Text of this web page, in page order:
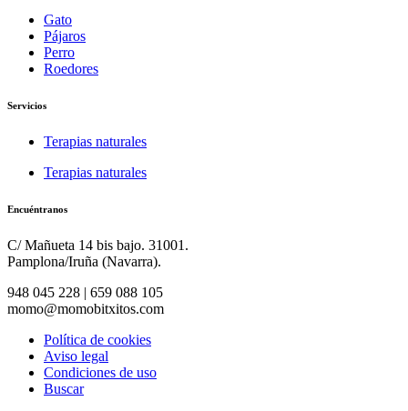
Gato
Pájaros
Perro
Roedores
Servicios
Terapias naturales
Terapias naturales
Encuéntranos
C/ Mañueta 14 bis bajo. 31001.
Pamplona/Iruña (Navarra).
948 045 228 | 659 088 105
momo@momobitxitos.com
Política de cookies
Aviso legal
Condiciones de uso
Buscar